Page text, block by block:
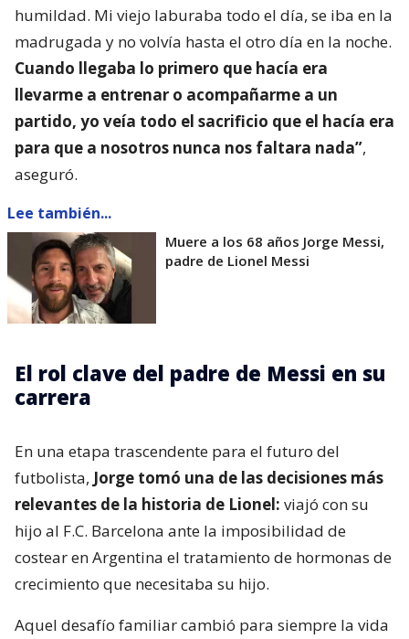
humildad. Mi viejo laburaba todo el día, se iba en la
madrugada y no volvía hasta el otro día en la noche.
Cuando llegaba lo primero que hacía era
llevarme a entrenar o acompañarme a un
partido, yo veía todo el sacrificio que el hacía era
para que a nosotros nunca nos faltara nada”,
aseguró.
Lee también...
Muere a los 68 años Jorge Messi,
padre de Lionel Messi
El rol clave del padre de Messi en su
carrera
En una etapa trascendente para el futuro del
futbolista, Jorge tomó una de las decisiones más
relevantes de la historia de Lionel: viajó con su
hijo al F.C. Barcelona ante la imposibilidad de
costear en Argentina el tratamiento de hormonas de
crecimiento que necesitaba su hijo.
Aquel desafío familiar cambió para siempre la vida